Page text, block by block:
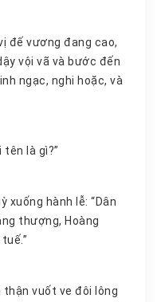
đế vương đang cao,
tên là gì?”
thượng, Hoàng